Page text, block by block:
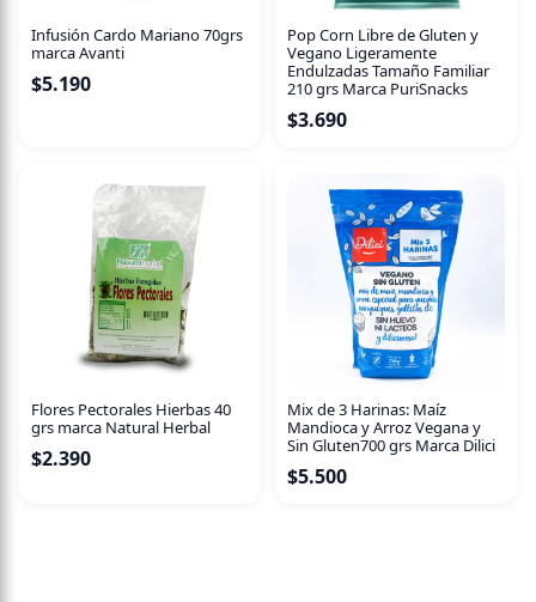
Infusión Cardo Mariano 70grs
marca Avanti
$5.190
Pop Corn Libre de Gluten y
Vegano Ligeramente
Endulzadas Tamaño Familiar
210 grs Marca PuriSnacks
$3.690
Flores Pectorales Hierbas 40
grs marca Natural Herbal
$2.390
Mix de 3 Harinas: Maíz
Mandioca y Arroz Vegana y
Sin Gluten700 grs Marca Dilici
$5.500